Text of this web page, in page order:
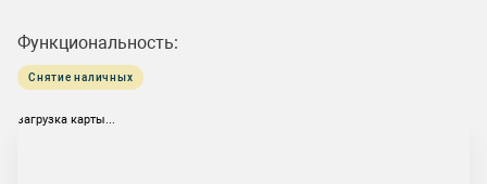
Функциональность:
Снятие наличных
загрузка карты...